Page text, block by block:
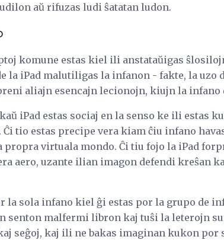
aŭ rifuzas ludi ŝatatan ludon.
komune estas kiel ili anstataŭigas
la iPad malutiligas la infanon - fakte, la uzo
aliajn esencajn lecionojn, kiujn la infano
iPad estas sociaj en la senso ke ili estas
tio estas precipe vera kiam ĉiu infano
propra virtuala mondo. Ĉi tiu fojo la iPad
aero, uzante ilian imagon defendi kreŝan
la sola infano kiel ĝi estas por la grupo de
senton malfermi libron kaj tuŝi la leterojn
seĝoj, kaj ili ne bakas imaginan kukon por